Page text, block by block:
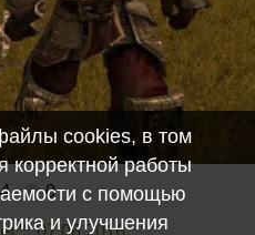
-640x480 / 120.6Kb
0
07.06.2016
cookies, в том
корректной работы
с помощью
и улучшения